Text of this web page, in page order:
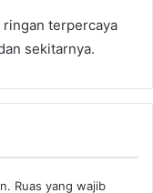
terpercaya
sekitarnya.
Ruas yang wajib